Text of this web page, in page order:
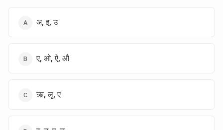
अ, इ, उ
ए, ओ, ऐ, औ
ऋ, लृ, ए